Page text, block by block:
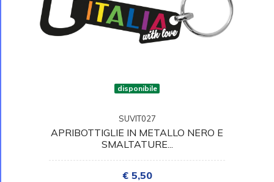
disponibile
SUVIT027
APRIBOTTIGLIE IN METALLO NERO E
SMALTATURE...
€ 5,50